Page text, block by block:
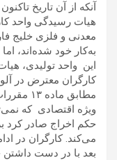
آنکه از آن تاریخ
هیات رسیدگی واحد
معدنی و فلزی خلیج
به‌کار خود شده‌اند،
این واحد تولیدی،
کارگران معترض در
مطابق
ویژه اقتصادی که
حکم اخراج صادر کرد
می‌کند. کارگران در
بعد با در دست داشتن